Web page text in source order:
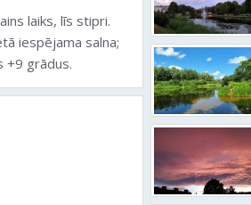
laiks, līs stipri.
iespējama salna;
+9 grādus.